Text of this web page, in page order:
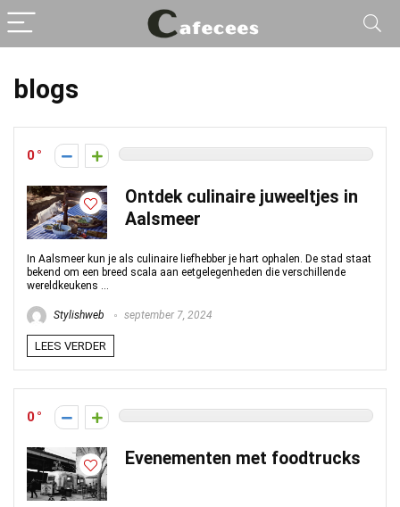
blogs
0
Ontdek culinaire juweeltjes in
Aalsmeer
In Aalsmeer kun je als culinaire liefhebber je hart ophalen. De stad staat
bekend om een breed scala aan eetgelegenheden die verschillende
wereldkeukens ...
Stylishweb september 7, 2024
LEES VERDER
0
Evenementen met foodtrucks